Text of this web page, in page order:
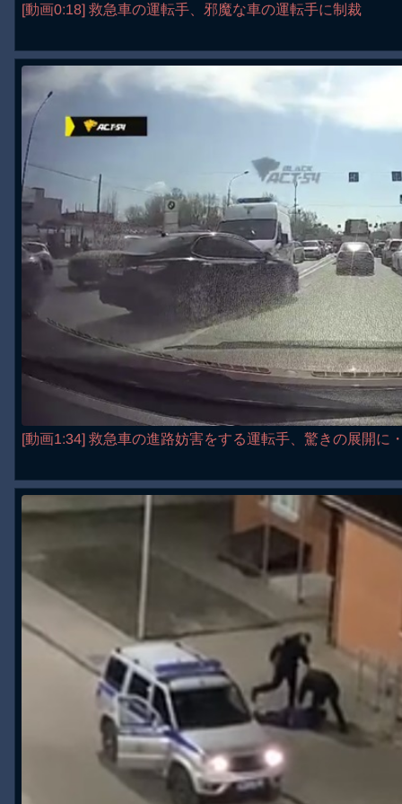
[動画0:18] 救急車の運転手、邪魔な車の運転手に制裁
[動画1:34] 救急車の進路妨害をする運転手、驚きの展開に